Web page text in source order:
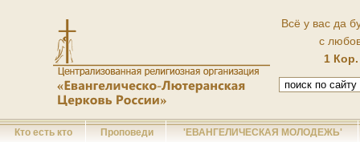
Всё у вас да
с
1
Кто есть кто Проповеди 'ЕВАНГЕЛИЧЕСКАЯ МОЛОДЕЖЬ'